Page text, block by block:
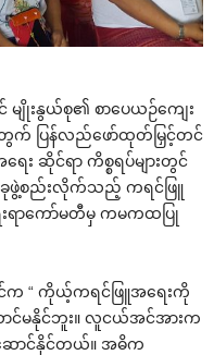
ျိုးနွယ်စု၏ စာ‌ပေယဉ်‌ကျေး
က် ပြန်လည်‌ဖော်ထုတ်မြှင့်တင်
ေး ဆိုင်ရာ ကိစ္စရပ်များတွင်
ခုဖွဲ့စည်းလိုက်သည့် ကရင်ဖြူ
ာ‌ကော်မတီမှ ကမကထပြု
င်က “ ကိုယ့်ကရင်ဖြူအ‌ရေးကို
င်မနိုင်ဘူး။ လူငယ်အင်အားက
ာင်နိုင်တယ်။ အဓိက